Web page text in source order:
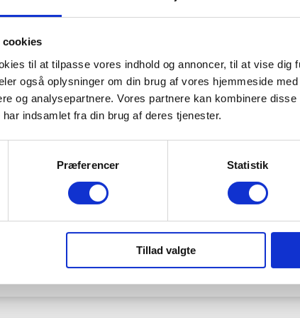
cookies
til at tilpasse vores indhold og annoncer, til at vise dig
også oplysninger om din brug af vores hjemmeside
og analysepartnere. Vores partnere kan kombinere
indsamlet fra din brug af deres tjenester.
Præferencer Statistik
Tillad valgte